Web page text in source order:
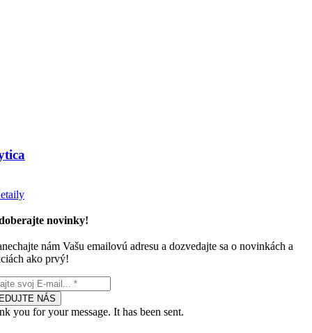
novinky!
nám Vašu emailovú adresu a dozvedajte sa o novinkách a
ako prvý!
NÁS
you for your message. It has been sent.